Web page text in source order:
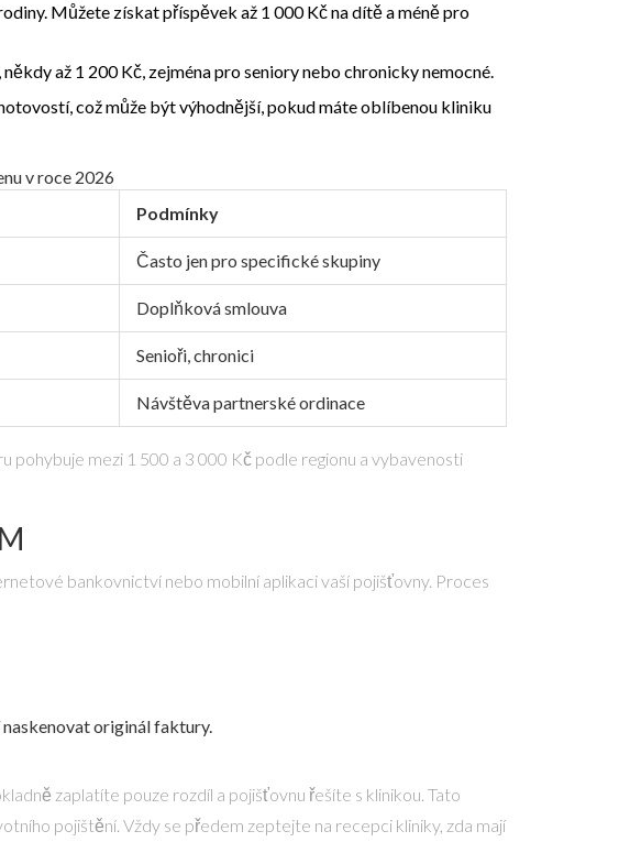
Můžete získat příspěvek až 1 000 Kč na dítě a méně pro
až 1 200 Kč, zejména pro seniory nebo chronicky nemocné.
což může být výhodnější, pokud máte oblíbenou kliniku
v roce 2026
Podmínky
Často jen pro specifické skupiny
Doplňková smlouva
Senioři, chronici
Návštěva partnerské ordinace
pohybuje mezi 1 500 a 3 000 Kč podle regionu a vybavenosti
bankovnictví nebo mobilní aplikaci vaší pojišťovny. Proces
originál faktury.
zaplatíte pouze rozdíl a pojišťovnu řešíte s klinikou. Tato
pojištění. Vždy se předem zeptejte na recepci kliniky, zda mají